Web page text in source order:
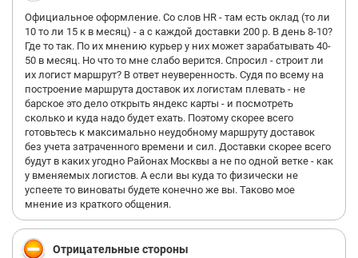
Официальное оформление. Со слов HR - там есть оклад (то ли
10 то ли 15 к в месяц) - а с каждой доставки 200 р. В день 8-10?
Где то так. По их мнению курьер у них может зарабатывать 40-
50 в месяц. Но что то мне слабо верится. Спросил - строит ли
их логист маршрут? В ответ неуверенность. Судя по всему на
построение маршрута доставок их логистам плевать - не
барское это дело открыть яндекс карты - и посмотреть
сколько и куда надо будет ехать. Поэтому скорее всего
готовьтесь к максимально неудобному маршруту доставок
без учета затраченного времени и сил. Доставки скорее всего
будут в каких угодно Районах Москвы а не по одной ветке - как
у вменяемых логистов. А если вы куда то физически не
успеете то виноваты будете конечно же вы. Таково мое
мнение из краткого общения.
Отрицательные стороны